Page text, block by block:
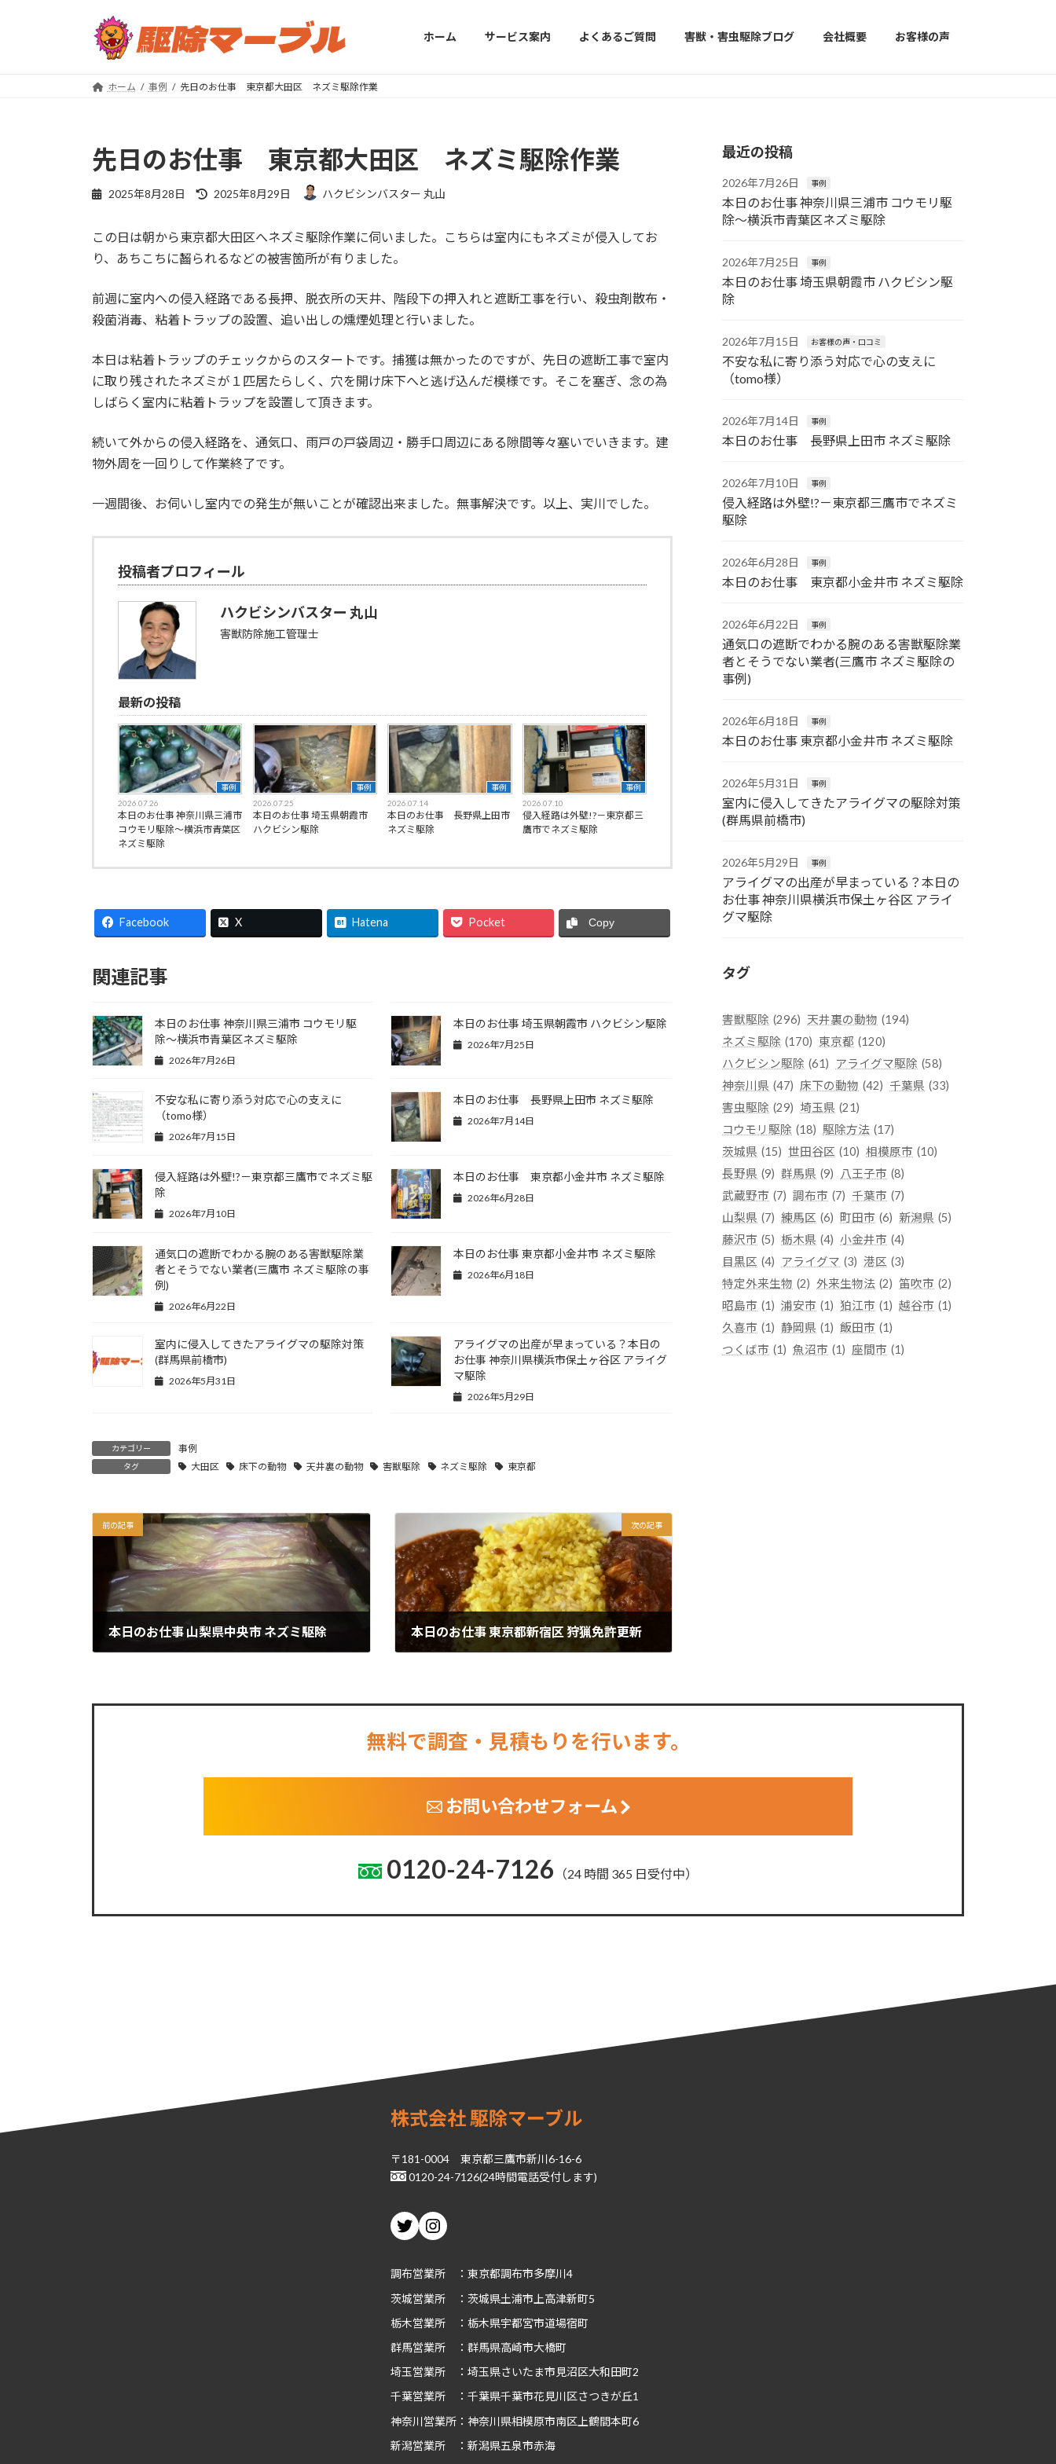
ホーム サービス案内 よくあるご質問 害獣・害虫駆除ブログ 会社概要 お客様の声
ホーム 事例 先日のお仕事 東京都大田区 ネズミ駆除作業
先日のお仕事 東京都大田区 ネズミ駆除作業
2025年8月28日
最
新
日
2025年8月29日 ハクビシンバスター 丸山
この日は朝から東京都大田区へネズミ駆除作業に伺いました。こちらは室内にもネズミが侵入してお
り、あちこちに齧られるなどの被害箇所が有りました。
前週に室内への侵入経路である長押、脱衣所の天井、階段下の押入れと遮断工事を行い、殺虫剤散布・
殺菌消毒、粘着トラップの設置、追い出しの燻煙処理と行いました。
本日は粘着トラップのチェックからのスタートです。捕獲は無かったのですが、先日の遮断工事で室内
に取り残されたネズミが１匹居たらしく、穴を開け床下へと逃げ込んだ模様です。そこを塞ぎ、念の為
しばらく室内に粘着トラップを設置して頂きます。
続いて外からの侵入経路を、通気口、雨戸の戸袋周辺・勝手口周辺にある隙間等々塞いでいきます。建
物外周を一回りして作業終了です。
一週間後、お伺いし室内での発生が無いことが確認出来ました。無事解決です。以上、実川でした。
投稿者プロフィール
ハクビシンバスター 丸山
害獣防除施工管理士
最新の投稿
事例
2026.07.26
本日のお仕事 神奈川県三浦市
コウモリ駆除〜横浜市青葉区
ネズミ駆除
事例
2026.07.25
本日のお仕事 埼玉県朝霞市
ハクビシン駆除
事例
2026.07.14
本日のお仕事 長野県上田市
ネズミ駆除
事例
2026.07.10
侵入経路は外壁!?－東京都三
鷹市でネズミ駆除
Facebook X Hatena Pocket Copy
関連記事
本日のお仕事 神奈川県三浦市 コウモリ駆
除〜横浜市青葉区ネズミ駆除
2026年7月26日
本日のお仕事 埼玉県朝霞市 ハクビシン駆除
2026年7月25日
不安な私に寄り添う対応で心の支えに
（tomo様）
2026年7月15日
本日のお仕事 長野県上田市 ネズミ駆除
2026年7月14日
侵入経路は外壁!?－東京都三鷹市でネズミ駆
除
2026年7月10日
本日のお仕事 東京都小金井市 ネズミ駆除
2026年6月28日
通気口の遮断でわかる腕のある害獣駆除業
者とそうでない業者(三鷹市 ネズミ駆除の事
例)
2026年6月22日
本日のお仕事 東京都小金井市 ネズミ駆除
2026年6月18日
室内に侵入してきたアライグマの駆除対策
(群馬県前橋市)
2026年5月31日
アライグマの出産が早まっている？本日の
お仕事 神奈川県横浜市保土ヶ谷区 アライグ
マ駆除
2026年5月29日
カテゴリー 事例
タグ 大田区 床下の動物 天井裏の動物 害獣駆除 ネズミ駆除 東京都
前の記事
本日のお仕事 山梨県中央市 ネズミ駆除
次の記事
本日のお仕事 東京都新宿区 狩猟免許更新
最近の投稿
2026年7月26日 事例
本日のお仕事 神奈川県三浦市 コウモリ駆
除〜横浜市青葉区ネズミ駆除
2026年7月25日 事例
本日のお仕事 埼玉県朝霞市 ハクビシン駆
除
2026年7月15日 お客様の声・口コミ
不安な私に寄り添う対応で心の支えに
（tomo様）
2026年7月14日 事例
本日のお仕事 長野県上田市 ネズミ駆除
2026年7月10日 事例
侵入経路は外壁!?－東京都三鷹市でネズミ
駆除
2026年6月28日 事例
本日のお仕事 東京都小金井市 ネズミ駆除
2026年6月22日 事例
通気口の遮断でわかる腕のある害獣駆除業
者とそうでない業者(三鷹市 ネズミ駆除の
事例)
2026年6月18日 事例
本日のお仕事 東京都小金井市 ネズミ駆除
2026年5月31日 事例
室内に侵入してきたアライグマの駆除対策
(群馬県前橋市)
2026年5月29日 事例
アライグマの出産が早まっている？本日の
お仕事 神奈川県横浜市保土ヶ谷区 アライ
グマ駆除
タグ
害獣駆除 (296) 天井裏の動物 (194)
ネズミ駆除 (170) 東京都 (120)
ハクビシン駆除 (61) アライグマ駆除 (58)
神奈川県 (47) 床下の動物 (42) 千葉県 (33)
害虫駆除 (29) 埼玉県 (21)
コウモリ駆除 (18) 駆除方法 (17)
茨城県 (15) 世田谷区 (10) 相模原市 (10)
長野県 (9) 群馬県 (9) 八王子市 (8)
武蔵野市 (7) 調布市 (7) 千葉市 (7)
山梨県 (7) 練馬区 (6) 町田市 (6) 新潟県 (5)
藤沢市 (5) 栃木県 (4) 小金井市 (4)
目黒区 (4) アライグマ (3) 港区 (3)
特定外来生物 (2) 外来生物法 (2) 笛吹市 (2)
昭島市 (1) 浦安市 (1) 狛江市 (1) 越谷市 (1)
久喜市 (1) 静岡県 (1) 飯田市 (1)
つくば市 (1) 魚沼市 (1) 座間市 (1)
無料で調査・見積もりを行います。
お問い合わせフォーム
0120-24-7126 （24 時間 365 日受付中）
株式会社 駆除マーブル
〒181-0004 東京都三鷹市新川6-16-6
0120-24-7126(24時間電話受付します)
TwitterInstagram
調布営業所 ：東京都調布市多摩川4
茨城営業所 ：茨城県土浦市上高津新町5
栃木営業所 ：栃木県宇都宮市道場宿町
群馬営業所 ：群馬県高崎市大橋町
埼玉営業所 ：埼玉県さいたま市見沼区大和田町2
千葉営業所 ：千葉県千葉市花見川区さつきが丘1
神奈川営業所：神奈川県相模原市南区上鶴間本町6
新潟営業所 ：新潟県五泉市赤海